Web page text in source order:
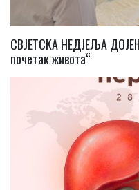
СВЈЕТСКА НЕДЈЕЉА
почетак живота“